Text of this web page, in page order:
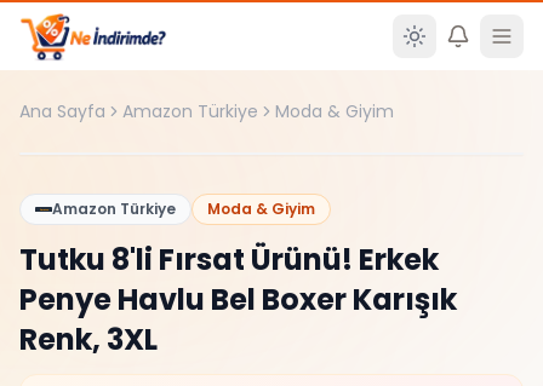
Ana içeriğe atla
Ana Sayfa Amazon Türkiye Moda & Giyim
%0
Amazon Türkiye
Moda & Giyim
Tutku 8'li Fırsat Ürünü! Erkek
Penye Havlu Bel Boxer Karışık
Renk, 3XL